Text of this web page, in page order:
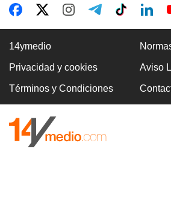
14ymedio
Privacidad y cookies Aviso
Términos y Condiciones